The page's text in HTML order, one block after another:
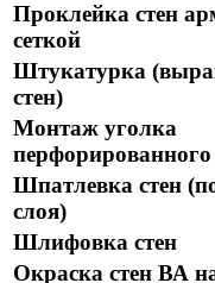
Проклейка стен
сеткой
Штукатурка
стен)
Монтаж уголка
перфорированного
Шпатлевка стен
слоя)
Шлифовка стен
Окраска стен ВА